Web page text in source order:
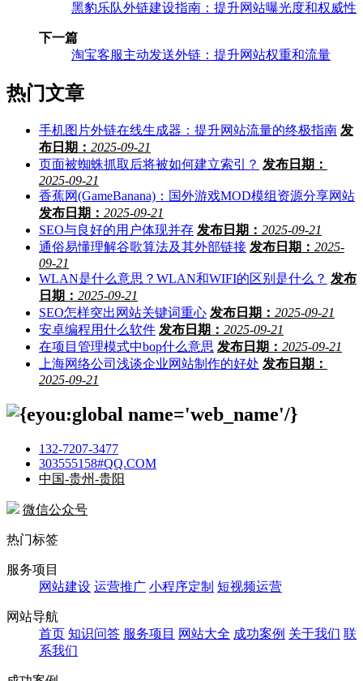
黑豹乐队外链建设指南：提升网站曝光度和权威性
下一篇
淘宝客服主动发送外链：提升网站权重和流量
热门文章
手机图片外链在线生成器：提升网站流量的终极指南 发
布日期： 2025-09-21
页面被蜘蛛抓取后将被如何建立索引？ 发布日期：
2025-09-21
香蕉网(GameBanana)：国外游戏MOD模组资源分享网站
发布日期： 2025-09-21
SEO与良好的用户体现并存 发布日期： 2025-09-21
通俗易懂理解谷歌算法及其外部链接 发布日期： 2025-
09-21
WLAN是什么意思？WLAN和WIFI的区别是什么？ 发布
日期： 2025-09-21
SEO怎样突出网站关键词重心 发布日期： 2025-09-21
安卓编程用什么软件 发布日期： 2025-09-21
在项目管理模式中bop什么意思 发布日期： 2025-09-21
上海网络公司浅谈企业网站制作的好处 发布日期：
2025-09-21
132-7207-3477
303555158#QQ.COM
中国-贵州-贵阳
微信公众号
热门标签
服务项目
网站建设 运营推广 小程序定制 短视频运营
网站导航
首页 知识问答 服务项目 网站大全 成功案例 关于我们 联
系我们